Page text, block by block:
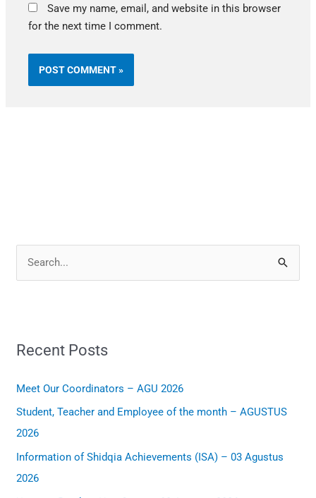
c
f
o
r
:
Recent Posts
Meet Our Coordinators – AGU 2026
Student, Teacher and Employee of the month – AGUSTUS
2026
Information of Shidqia Achievements (ISA) – 03 Agustus
2026
Save my name, email, and website in this browser
for the next time I comment.